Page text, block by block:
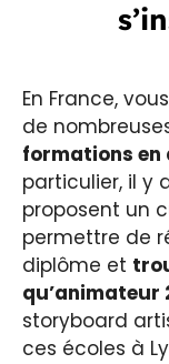
En France,
de
formations en
particulier, il y
proposent un
permettre de
diplôme et
qu’animateur
storyboard
ces écoles à